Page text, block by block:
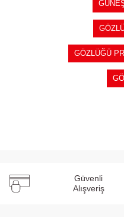
GÖZLÜĞÜ
Güvenli
Alışveriş